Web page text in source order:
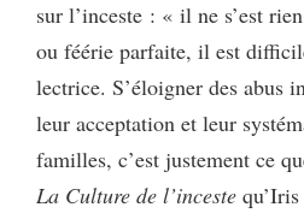
sur l’inceste : « il ne s’est
ou féérie parfaite, il est
lectrice. S’éloigner des abus
leur acceptation et leur
familles, c’est justement ce
La Culture de l’inceste